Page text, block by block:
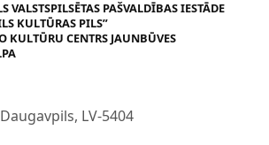
VALSTSPILSĒTAS PAŠVALDĪBAS IESTĀDE
KULTŪRAS PILS”
KULTŪRU CENTRS JAUNBŪVES
LV-5404